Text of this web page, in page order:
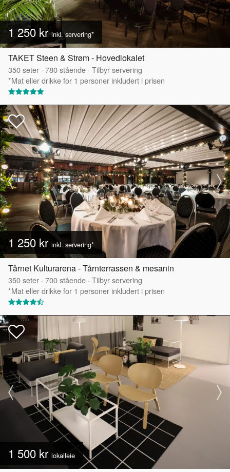
1 250 krinkl. servering*
TAKET Steen & Strøm - Hovedlokalet
350seter · 780stående · Tilbyr servering
*Mat eller drikke for 1 personer inkludert i prisen
1 250 kr inkl. servering*
Tårnet Kulturarena - Tårnterrassen & mesanin
350seter · 700stående · Tilbyr servering
*Mat eller drikke for 1 personer inkludert i prisen
1 500 kr lokalleie